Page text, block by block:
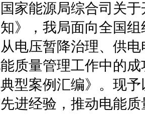
家能源局综合司关
》，我局面向全国
电压暂降治理、供
质量管理工作中的
型案例汇编》。现
进经验，推动电能